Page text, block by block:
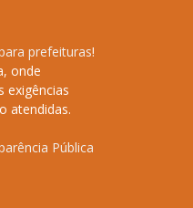
prefeituras!
onde
exigências
atendidas.
Pública